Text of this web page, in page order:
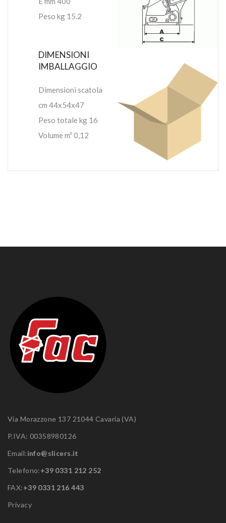
Peso kg 15.2
DIMENSIONI
IMBALLAGGIO
Dimensioni scatola
cm 44x54x47
Peso totale kg 16
Volume m³ 0,12
Via Morazzone 137 21044 Cavaria (VA)
P.IVA: 00358980126
Email:info@slicers.it
Telefono:+39 0331 212 252
FAX:+39 0331 216 443
Privacy